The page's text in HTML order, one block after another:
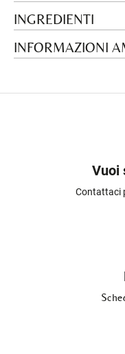
INGREDIENTI
INFORMAZIONI
Vuoi
Contattaci